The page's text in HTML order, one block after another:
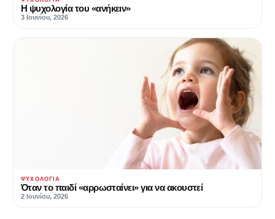
Η ψυχολογία του «ανήκειν»
3 Ιουνίου, 2026
ΨΥΧΟΛΟΓΊΑ
Όταν το παιδί «αρρωσταίνει» για να ακουστεί
2 Ιουνίου, 2026